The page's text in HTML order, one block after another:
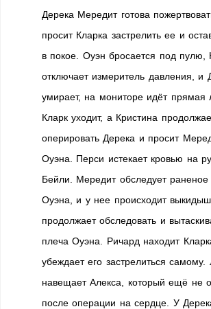
Дерека Мередит готова
просит Кларка застрелить ее и
в покое. Оуэн бросается под пулю,
отключает измеритель давления, и
умирает, на мониторе идёт прямая
Кларк уходит, а Кристина
оперировать Дерека и просит
Оуэна. Перси истекает кровью на
Бейли. Мередит обследует раненое
Оуэна, и у нее происходит
продолжает обследовать и
плеча Оуэна. Ричард находит
убеждает его застрелиться самому.
навещает Алекса, который ещё не
после операции на сердце. У